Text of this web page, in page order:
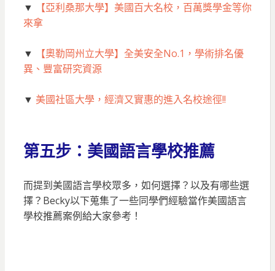
▼
【亞利桑那大學】美國百大名校，百萬獎學金等你
來拿
▼
【奧勒岡州立大學】全美安全No.1，學術排名優
異、豐富研究資源
▼ 美國社區大學，經濟又實惠的進入名校途徑!!
第五步： 美國語言學校推薦
而提到美國語言學校眾多，如何選擇？以及有哪些選
擇？Becky以下蒐集了一些同學們經驗當作美國語言
學校推薦案例給大家參考！